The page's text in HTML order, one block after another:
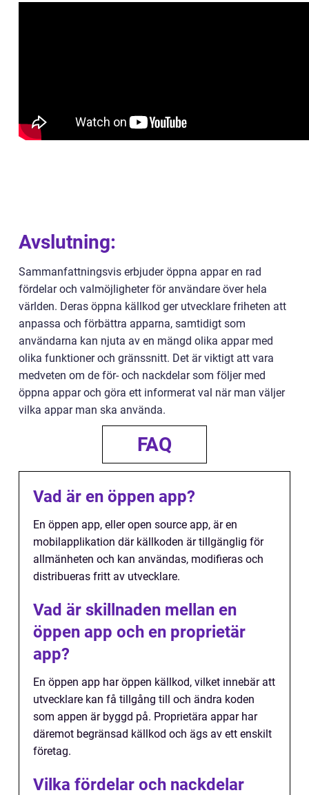
Avslutning:
Sammanfattningsvis erbjuder öppna appar en rad
fördelar och valmöjligheter för användare över hela
världen. Deras öppna källkod ger utvecklare friheten att
anpassa och förbättra apparna, samtidigt som
användarna kan njuta av en mängd olika appar med
olika funktioner och gränssnitt. Det är viktigt att vara
medveten om de för- och nackdelar som följer med
öppna appar och göra ett informerat val när man väljer
vilka appar man ska använda.
FAQ
Vad är en öppen app?
En öppen app, eller open source app, är en
mobilapplikation där källkoden är tillgänglig för
allmänheten och kan användas, modifieras och
distribueras fritt av utvecklare.
Vad är skillnaden mellan en
öppen app och en proprietär
app?
En öppen app har öppen källkod, vilket innebär att
utvecklare kan få tillgång till och ändra koden
som appen är byggd på. Proprietära appar har
däremot begränsad källkod och ägs av ett enskilt
företag.
Vilka fördelar och nackdelar